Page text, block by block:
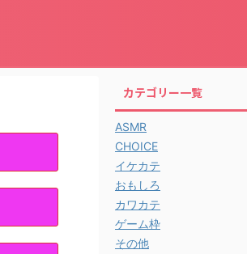
カテゴリー一覧
ASMR
CHOICE
イケカテ
おもしろ
カワカテ
ゲーム枠
その他